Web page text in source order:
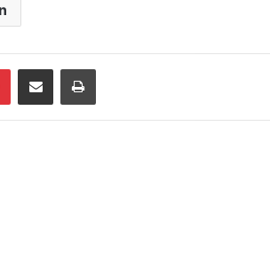
PinterestShare via Email Print